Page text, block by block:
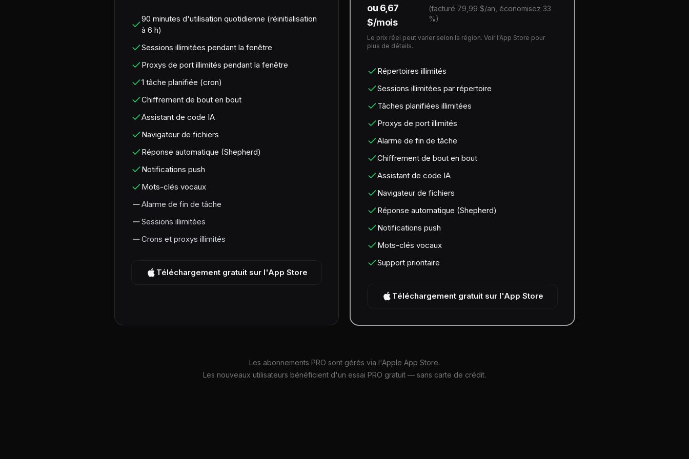
90 minutes d'utilisation quotidienne (réinitialisation
à 6 h)
Sessions illimitées pendant la fenêtre
Proxys de port illimités pendant la fenêtre
1 tâche planifiée (cron)
Chiffrement de bout en bout
Assistant de code IA
Navigateur de fichiers
Réponse automatique (Shepherd)
Notifications push
Mots-clés vocaux
Alarme de fin de tâche
Sessions illimitées
Crons et proxys illimités
Téléchargement gratuit sur l'App Store
ou 6,67
$/mois
(facturé 79,99 $/an, économisez 33
%)
Le prix réel peut varier selon la région. Voir l'App Store pour
plus de détails.
Répertoires illimités
Sessions illimitées par répertoire
Tâches planifiées illimitées
Proxys de port illimités
Alarme de fin de tâche
Chiffrement de bout en bout
Assistant de code IA
Navigateur de fichiers
Réponse automatique (Shepherd)
Notifications push
Mots-clés vocaux
Support prioritaire
Téléchargement gratuit sur l'App Store
Les abonnements PRO sont gérés via l'Apple App Store.
Les nouveaux utilisateurs bénéficient d'un essai PRO gratuit — sans carte de crédit.